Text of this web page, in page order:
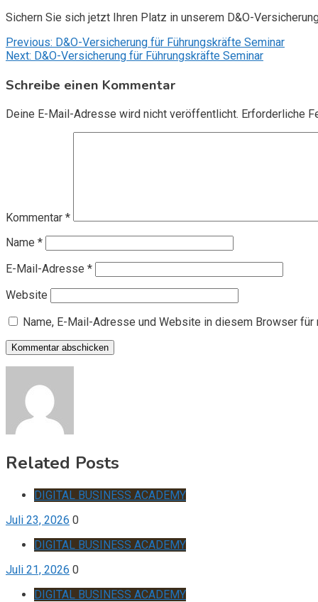
Sichern Sie sich jetzt Ihren Platz in unserem D&O-
Beitragsnavigation
Previous: D&O-Versicherung für Führungskräfte Seminar
Next: D&O-Versicherung für Führungskräfte Seminar
Schreibe einen Kommentar
Deine E-Mail-Adresse wird nicht veröffentlicht. Erforderliche
Kommentar *
Name *
E-Mail-Adresse *
Website
Name, E-Mail-Adresse und Website in diesem Browser
Related Posts
DIGITAL BUSINESS ACADEMY
Juli 23, 2026 0
DIGITAL BUSINESS ACADEMY
Juli 21, 2026 0
DIGITAL BUSINESS ACADEMY